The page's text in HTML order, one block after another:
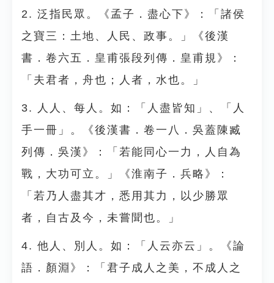
2. 泛指民眾。《孟子．盡心下》：「諸侯
之寶三：土地、人民、政事。」《後漢
書．卷六五．皇甫張段列傳．皇甫規》：
「夫君者，舟也；人者，水也。」
3. 人人、每人。如：「人盡皆知」、「人
手一冊」。《後漢書．卷一八．吳蓋陳臧
列傳．吳漢》：「若能同心一力，人自為
戰，大功可立。」《淮南子．兵略》：
「若乃人盡其才，悉用其力，以少勝眾
者，自古及今，未嘗聞也。」
4. 他人、別人。如：「人云亦云」。《論
語．顏淵》：「君子成人之美，不成人之